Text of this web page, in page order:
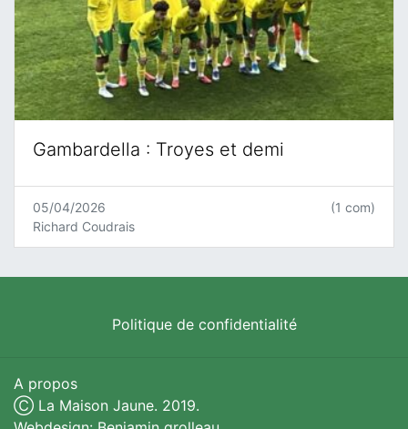
Gambardella : Troyes et demi
05/04/2026
Richard Coudrais
(1 com)
Politique de confidentialité
A propos
Ⓒ La Maison Jaune. 2019.